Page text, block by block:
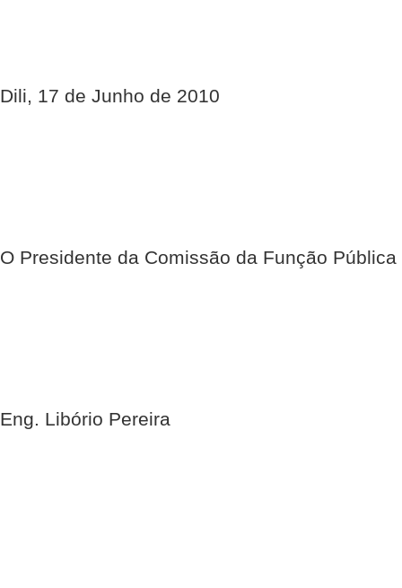
Dili, 17 de Junho de 2010
O Presidente da Comissão da Função Pública
Eng. Libório Pereira